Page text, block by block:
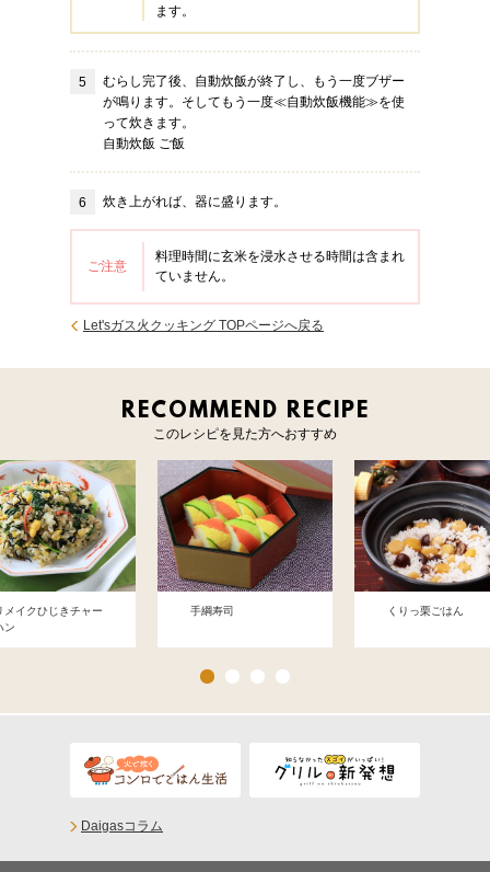
ます。
むらし完了後、自動炊飯が終了し、もう一度ブザー
が鳴ります。そしてもう一度≪自動炊飯機能≫を使
って炊きます。
自動炊飯 ご飯
炊き上がれば、器に盛ります。
ご注意
料理時間に玄米を浸水させる時間は含まれ
ていません。
Let'sガス火クッキング TOPページへ戻る
RECOMMEND RECIPE
このレシピを見た方へおすすめ
メイクひじきチャー
ン
手綱寿司 くりっ栗ごはん
Daigasコラム